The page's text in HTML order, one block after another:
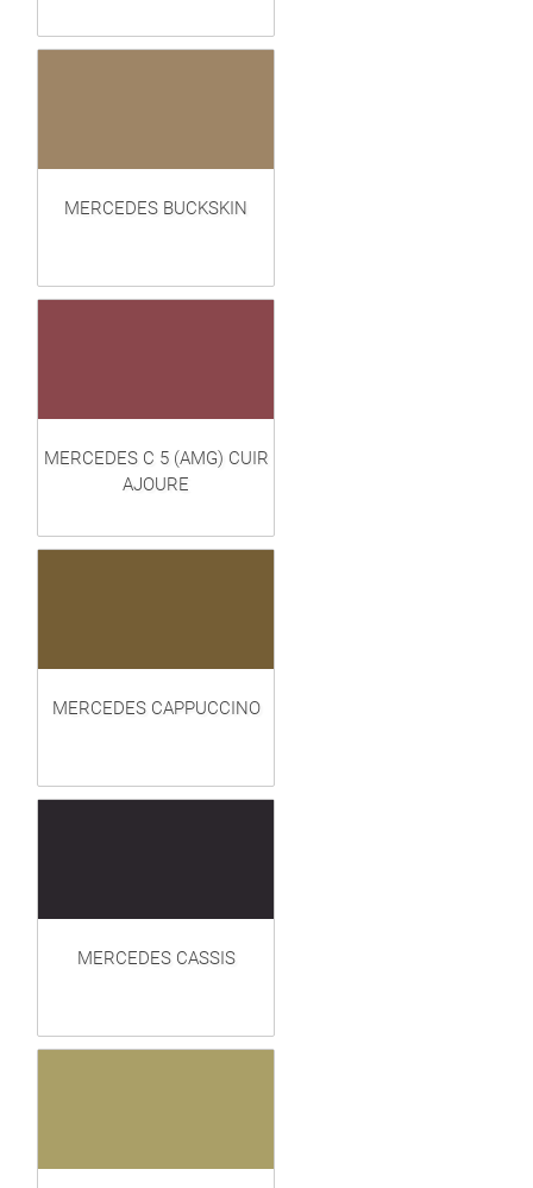
MERCEDES BUCKSKIN
MERCEDES C 5 (AMG) CUIR
AJOURE
MERCEDES CAPPUCCINO
MERCEDES CASSIS